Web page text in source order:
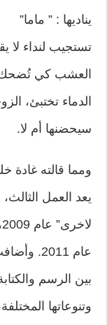
يناديها : ” ماما”
تستجيب لنداء لا
العشب كي تُضحك
الدماء تختبئ،
سيحضنها أم لا.
ومما قالته غادة
يعد العمل
عام
بين الرسم
وتنوعاتها